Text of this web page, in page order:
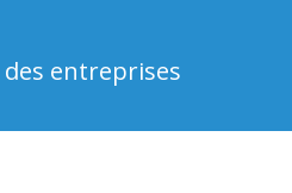
entreprises